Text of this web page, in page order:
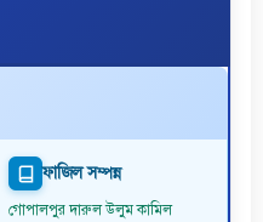
ফাজিল সম্পন্ন
গোপালপুর দারুল উলুম কামিল